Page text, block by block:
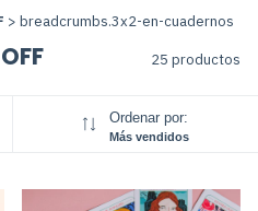
> breadcrumbs.3x2-en-cuadernos
25 productos
Ordenar por:
Más vendidos